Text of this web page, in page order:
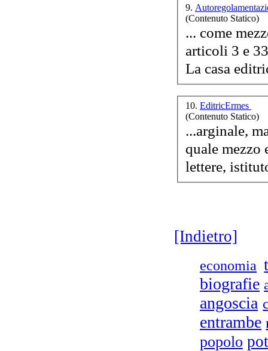
ed
9.
(Contenuto Statico)
... come
articoli 3 e
La casa
10. EditricErmes
(Contenuto Statico)
...arginale,
quale
[Indietro]
economia
biografie
angoscia
entrambe
popolo